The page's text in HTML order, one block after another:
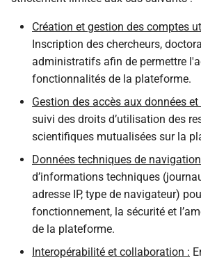
Création et gestion des comptes
Inscription des chercheurs,
administratifs afin de permettre
fonctionnalités de la plateforme.
Gestion des accès aux données
suivi des droits d’utilisation des
scientifiques mutualisées sur la
Données techniques de
d’informations techniques
adresse IP, type de navigateur)
fonctionnement, la sécurité et
de la plateforme.
Interopérabilité et collaboration :